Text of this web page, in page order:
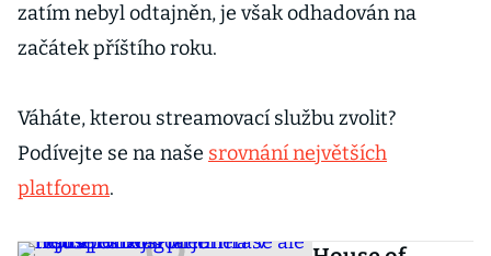
zatím nebyl odtajněn, je však odhadován na
začátek příštího roku.
Váháte, kterou streamovací službu zvolit?
Podívejte se na naše srovnání největších
platforem.